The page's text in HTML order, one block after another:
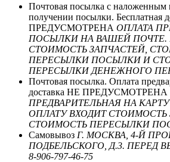
Почтовая посылка с наложенным
получении посылки. Бесплатная
ПРЕДУСМОТРЕНА ОПЛАТА
ПОСЫЛКИ НА ВАШЕЙ ПОЧТЕ.
СТОИМОСТЬ ЗАПЧАСТЕЙ,
ПЕРЕСЫЛКИ ПОСЫЛКИ И
ПЕРЕСЫЛКИ ДЕНЕЖНОГО
Почтовая посылка. Оплата
доставка НЕ ПРЕДУСМОТРЕНА
ПРЕДВАРИТЕЛЬНАЯ НА
ОПЛАТУ ВХОДИТ СТОИМОСТЬ
СТОИМОСТЬ ПЕРЕСЫЛКИ
Самовывоз Г. МОСКВА, 4-Й
ПОДБЕЛЬСКОГО, Д.3. ПЕРЕД
8-906-797-46-75